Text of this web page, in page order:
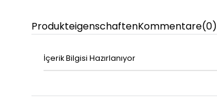
ProdukteigenschaftenKommentare(0)
İçerik Bilgisi Hazırlanıyor